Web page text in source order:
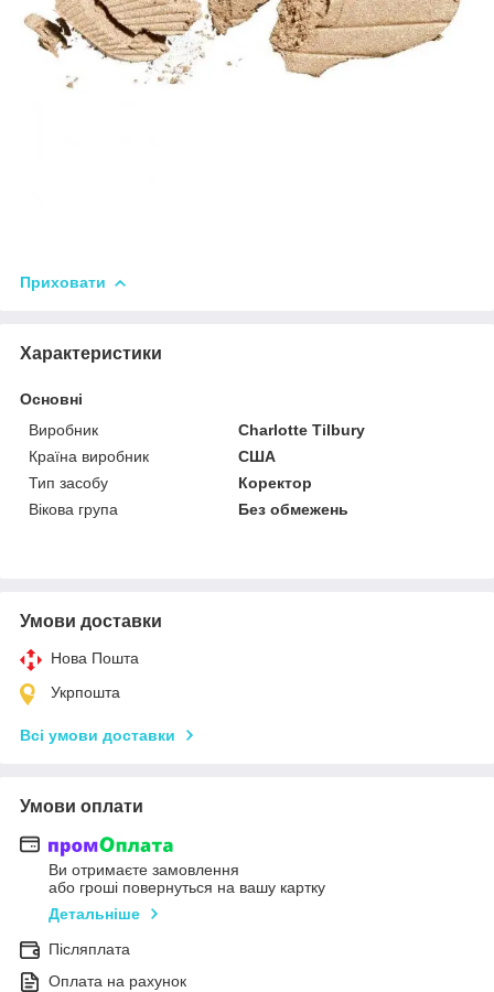
Приховати
Характеристики
Основні
Виробник
Charlotte Tilbury
Країна виробник
США
Тип засобу
Коректор
Вікова група
Без обмежень
Умови доставки
Нова Пошта
Укрпошта
Всі умови доставки
Умови оплати
Ви отримаєте замовлення
або гроші повернуться на вашу картку
Детальніше
Післяплата
Оплата на рахунок